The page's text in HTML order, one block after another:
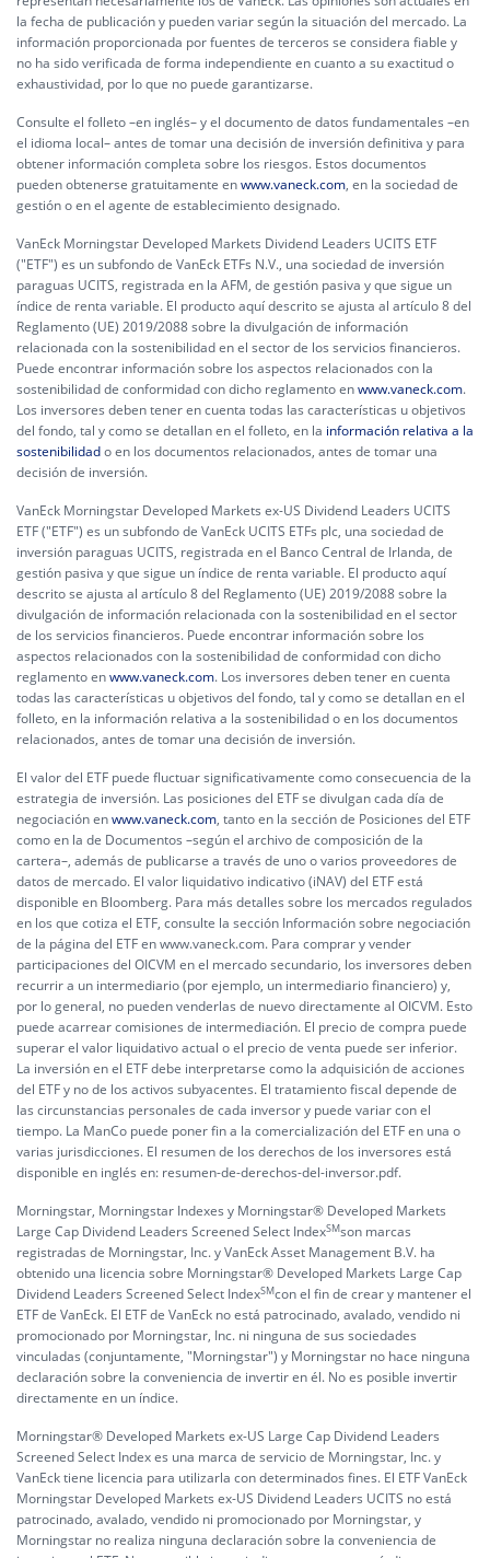
la fecha de publicación y pueden variar según la situación del mercado. La
información proporcionada por fuentes de terceros se considera fiable y
no ha sido verificada de forma independiente en cuanto a su exactitud o
exhaustividad, por lo que no puede garantizarse.
Consulte el folleto –en inglés– y el documento de datos fundamentales –en
el idioma local– antes de tomar una decisión de inversión definitiva y para
obtener información completa sobre los riesgos. Estos documentos
pueden obtenerse gratuitamente enwww.vaneck.com, en la sociedad de
gestión o en el agente de establecimiento designado.
VanEck Morningstar Developed Markets Dividend Leaders UCITS ETF
("ETF") es un subfondo de VanEck ETFs N.V., una sociedad de inversión
paraguas UCITS, registrada en la AFM, de gestión pasiva y que sigue un
índice de renta variable. El producto aquí descrito se ajusta al artículo 8 del
Reglamento (UE) 2019/2088 sobre la divulgación de información
relacionada con la sostenibilidad en el sector de los servicios financieros.
Puede encontrar información sobre los aspectos relacionados con la
sostenibilidad de conformidad con dicho reglamento enwww.vaneck.com.
Los inversores deben tener en cuenta todas las características u objetivos
del fondo, tal y como se detallan en el folleto, en la información relativa a la
sostenibilidado en los documentos relacionados, antes de tomar una
decisión de inversión.
VanEck Morningstar Developed Markets ex-US Dividend Leaders UCITS
ETF ("ETF") es un subfondo de VanEck UCITS ETFs plc, una sociedad de
inversión paraguas UCITS, registrada en el Banco Central de Irlanda, de
gestión pasiva y que sigue un índice de renta variable. El producto aquí
descrito se ajusta al artículo 8 del Reglamento (UE) 2019/2088 sobre la
divulgación de información relacionada con la sostenibilidad en el sector
de los servicios financieros. Puede encontrar información sobre los
aspectos relacionados con la sostenibilidad de conformidad con dicho
reglamento enwww.vaneck.com. Los inversores deben tener en cuenta
todas las características u objetivos del fondo, tal y como se detallan en el
folleto, en la información relativa a la sostenibilidad o en los documentos
relacionados, antes de tomar una decisión de inversión.
El valor del ETF puede fluctuar significativamente como consecuencia de la
estrategia de inversión. Las posiciones del ETF se divulgan cada día de
negociación enwww.vaneck.com, tanto en la sección de Posiciones del ETF
como en la de Documentos –según el archivo de composición de la
cartera–, además de publicarse a través de uno o varios proveedores de
datos de mercado. El valor liquidativo indicativo (iNAV) del ETF está
disponible en Bloomberg. Para más detalles sobre los mercados regulados
en los que cotiza el ETF, consulte la sección Información sobre negociación
de la página del ETF en www.vaneck.com. Para comprar y vender
participaciones del OICVM en el mercado secundario, los inversores deben
recurrir a un intermediario (por ejemplo, un intermediario financiero) y,
por lo general, no pueden venderlas de nuevo directamente al OICVM. Esto
puede acarrear comisiones de intermediación. El precio de compra puede
superar el valor liquidativo actual o el precio de venta puede ser inferior.
La inversión en el ETF debe interpretarse como la adquisición de acciones
del ETF y no de los activos subyacentes. El tratamiento fiscal depende de
las circunstancias personales de cada inversor y puede variar con el
tiempo. La ManCo puede poner fin a la comercialización del ETF en una o
varias jurisdicciones. El resumen de los derechos de los inversores está
disponible en inglés en: resumen-de-derechos-del-inversor.pdf.
Morningstar, Morningstar Indexes y Morningstar® Developed Markets
Large Cap Dividend Leaders Screened Select IndexSMson marcas
registradas de Morningstar, Inc. y VanEck Asset Management B.V. ha
obtenido una licencia sobre Morningstar® Developed Markets Large Cap
Dividend Leaders Screened Select IndexSMcon el fin de crear y mantener el
ETF de VanEck. El ETF de VanEck no está patrocinado, avalado, vendido ni
promocionado por Morningstar, Inc. ni ninguna de sus sociedades
vinculadas (conjuntamente, "Morningstar") y Morningstar no hace ninguna
declaración sobre la conveniencia de invertir en él. No es posible invertir
directamente en un índice.
Morningstar® Developed Markets ex-US Large Cap Dividend Leaders
Screened Select Index es una marca de servicio de Morningstar, Inc. y
VanEck tiene licencia para utilizarla con determinados fines. El ETF VanEck
Morningstar Developed Markets ex-US Dividend Leaders UCITS no está
patrocinado, avalado, vendido ni promocionado por Morningstar, y
Morningstar no realiza ninguna declaración sobre la conveniencia de